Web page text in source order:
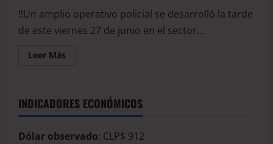
‼️Un amplio operativo policial se desarrolló la tarde
de este viernes 27 de junio en el sector...
Leer Más
INDICADORES ECONÓMICOS
Dólar observado: CLP$ 912